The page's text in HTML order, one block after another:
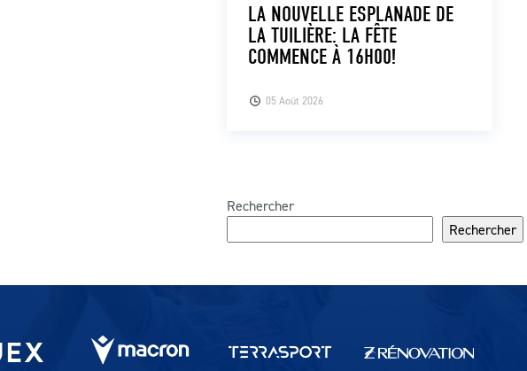
05 Août 2026
LA NOUVELLE ESPLANADE DE
LA TUILIÈRE: LA FÊTE
COMMENCE À 16H00!
Rechercher
Rechercher